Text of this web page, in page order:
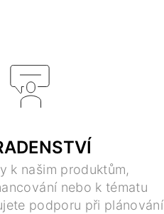
k našim produktům,
nebo k tématu
podporu při plánování